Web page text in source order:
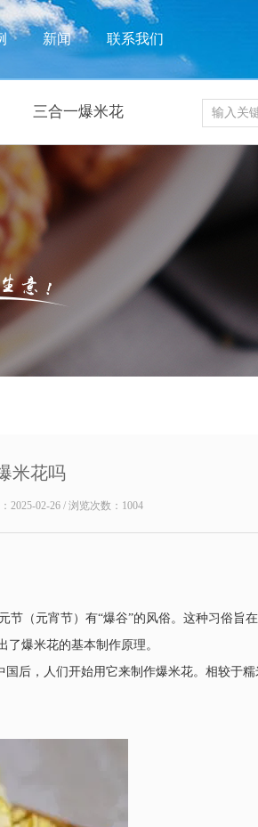
新闻 联系我们
三合一爆米花
米花吗
2025-02-26 / 浏览次数： 1004
（元宵节）有“爆谷”的风俗。这种习俗旨
爆米花的基本制作原理。
后，人们开始用它来制作爆米花。相较于